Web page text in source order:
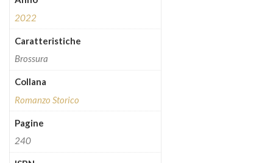
2022
Caratteristiche
Brossura
Collana
Romanzo Storico
Pagine
240